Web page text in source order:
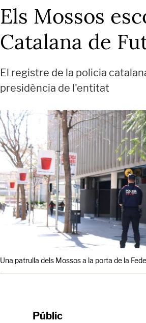
Els Mossos
Catalana de
El registre de la policia
presidència de l'entitat
Una patrulla dels Mossos a la porta de la
Públic